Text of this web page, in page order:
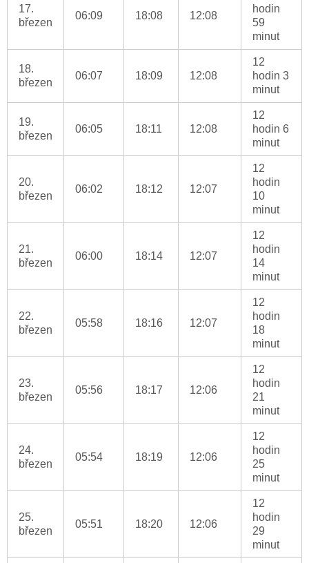
17.
březen
06:09 18:08 12:08
hodin
59
minut
18.
březen
06:07 18:09 12:08
12
hodin 3
minut
19.
březen
06:05 18:11 12:08
12
hodin 6
minut
20.
březen
06:02 18:12 12:07
12
hodin
10
minut
21.
březen
06:00 18:14 12:07
12
hodin
14
minut
22.
březen
05:58 18:16 12:07
12
hodin
18
minut
23.
březen
05:56 18:17 12:06
12
hodin
21
minut
24.
březen
05:54 18:19 12:06
12
hodin
25
minut
25.
březen
05:51 18:20 12:06
12
hodin
29
minut